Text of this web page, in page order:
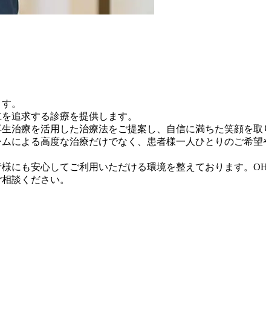
。
追求する診療を提供します。
療を活用した治療法をご提案し、自信に満ちた笑顔を取
による高度な治療だけでなく、患者様一人ひとりのご希
にも安心してご利用いただける環境を整えております。
談ください。